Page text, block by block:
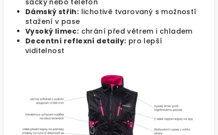
sáčky nebo telefon
Dámský střih: lichotivě tvarovaný s možností
stažení v pase
Vysoký límec: chrání před větrem i chladem
Decentní reflexní detaily: pro lepší
viditelnost